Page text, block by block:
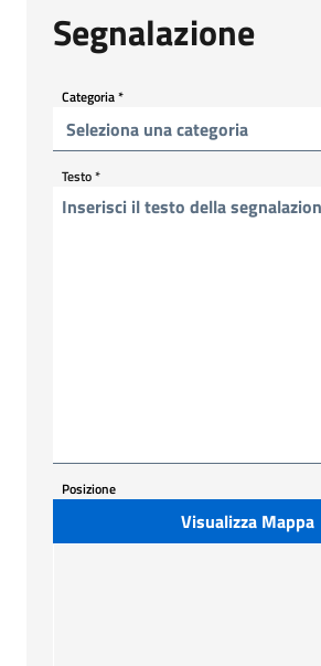
Segnalazione
Categoria*
Testo*
Posizione
Visualizza Mappa